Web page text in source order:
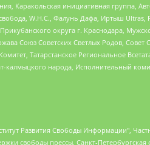
Каракольская инициативная группа,
W.H.С., Фалунь Дафа, Иртыш Ultras,
округа г. Краснодара,
Союз Советских Светлых Родов, Совет
Татарстанское Региональное
народа, Исполнительный
Московский комьюнити-центр для ЛГБТ+инициатив, Благотворительный фонд развития филантропии, Deutsche Welle (Германия, Kurt-Schumacher-Strasse 3, 53113 Bonn), Борзунова Мария Михайловна, Воробьев Виктор Викторович, Голубева Анна Львовна, Константинова Алла Михайловна, Малкова Ирина Владимировна, Мурадов Мурад Абдулгалимович, Осетинская Елизавета Николаевна, Понасенков Евгений Николаевич, Ганапольский Матвей Юрьевич, Киселев Евгений Алексеевич, Борухович Ирина Григорьевна, Дремин Иван Тимофеевич, Дубровский Дмитрий Викторович, Красноярская региональная общественная организация поддержки и развития альтернативных образовательных технологий и межкультурных коммуникаций "ИНТЕРРА", Маяковская Екатерина Алексеевна, Фейгин Марк Захарович, Филимонов Андрей Викторович, Дзугкоева Регина Николаевна, Доброхотов Роман Александрович, Дудь Юрий Александрович, Елкин Сергей Владимирович, Кругликов Кирилл Игоревич, Сабунаева Мария Леонидовна, Семенов Алексей Владимирович, Шаинян Карен Багратович, Шульман Екатерина Михайловна, Асафьев Артур Валерьевич, Вахштайн Виктор Семенович, Венедиктов Алексей Алексеевич, Лушникова Екатерина Евгеньевна, Волков Леонид Михайлович, Невзоров Александр Глебович, Пархоменко Сергей Борисович, Сироткин Ярослав Николаевич, Кара-Мурза Владимир Владимирович, Баранова Наталья Владимировна, Гозман Леонид Яковлевич, Кагарлицкий Борис Юльевич, Климарев Михаил Валерьевич, Милов Владимир Станиславович, Автономная некоммерческая организация Краснодарский центр современного искусства "Типография", Моргенштерн Алишер Тагирович, Соболь Любовь Эдуардовна, Общество с ограниченной ответственностью "ЛИЗА НОРМ", Каспаров Гарри Кимович, Ходорковский Михаил Борисович, Общество с ограниченной ответственностью "Апрельские тезисы", Данилович Ирина Брониславовна, Кашин Олег Владимирович, Петров Николай Владимирович,